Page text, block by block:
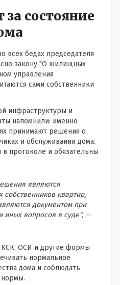
за состояние
всех бедах председателя
закону "О жилищных
управления
сами собственники
инфраструктуры и
напомнили: именно
принимают решения о
и обслуживании дома.
протоколе и обязательны
являются
квартир,
документом при
иных вопросов в суде", —
КСК, ОСИ и другие формы
нормальное
дома и соблюдать
нормы.